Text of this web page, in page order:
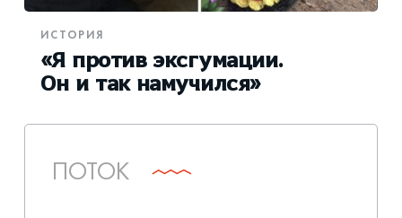
ИСТОРИЯ
«Я против эксгумации.
Он и так намучился»
ПОТОК